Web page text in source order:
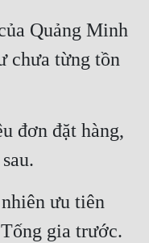
Quảng Minh
chưa từng tồn
đơn đặt hàng,
ưu tiên
gia trước.